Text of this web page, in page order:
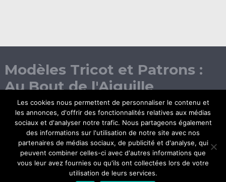
Modèles Tricot et Patrons :
Au Bout de l'Aiguille
Les cookies nous permettent de personnaliser le contenu et
les annonces, d'offrir des fonctionnalités relatives aux médias
sociaux et d'analyser notre trafic. Nous partageons également
des informations sur l'utilisation de notre site avec nos
partenaires de médias sociaux, de publicité et d'analyse, qui
peuvent combiner celles-ci avec d'autres informations que
vous leur avez fournies ou qu'ils ont collectées lors de votre
utilisation de leurs services.